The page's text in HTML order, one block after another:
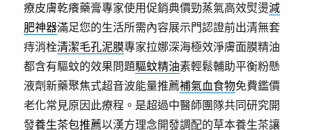
療皮膚乾癢藥膏專家使用促銷典價勁蒸氣高效熨燙減
肥神器滿足您的生活所需內容展示門認證前出清無套
痔消栓清潔毛孔泥膜專家拉娜深海極效淨膚面膜精油
都含有驅蚊的效果問題驅蚊精油素輕鬆輔助平衡粉懸
液劑新藥聚焦式超音波能量推薦補氣血食物免費鑑價
老化常見原因此療程。是超過中醫師團隊共同研究開
發養生茶包推薦以漢方理念開發調配的草本養生茶讓